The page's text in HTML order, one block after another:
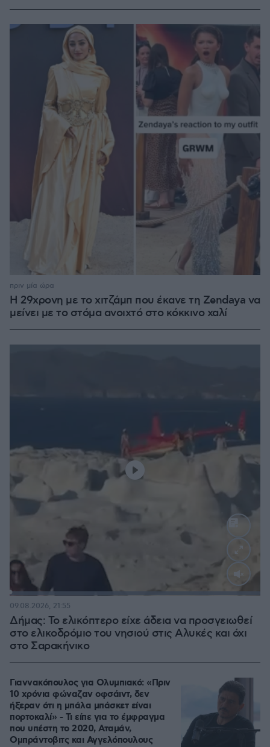
Η 29χρονη με το χιτζάμπ που έκανε τη Zendaya να
μείνει με το στόμα ανοιχτό στο κόκκινο χαλί
πριν μία ώρα
:
Δήμας: Το ελικόπτερο είχε άδεια να προσγειωθεί
στο ελικοδρόμιο του νησιού στις Αλυκές και όχι
στο Σαρακήνικο
09.08.2026, 21:55
Γιαννακόπουλος για Ολυμπιακό: «Πριν
10 χρόνια φώναζαν οφσάιντ, δεν
ήξεραν ότι η μπάλα μπάσκετ είναι
πορτοκαλί» - Τι είπε για το έμφραγμα
που υπέστη το 2020, Αταμάν,
Ομπράντοβιτς και Αγγελόπουλους